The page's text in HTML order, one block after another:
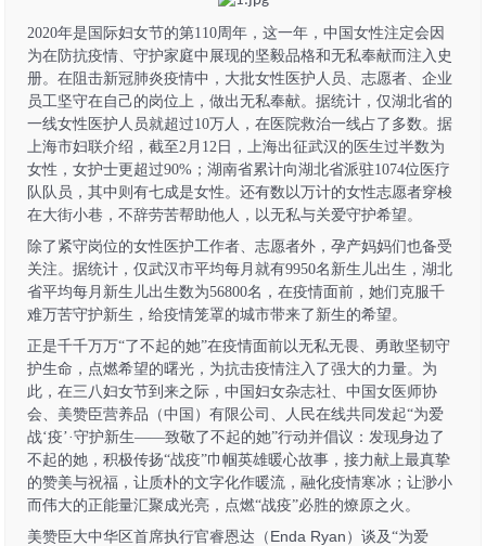
2020年是国际妇女节的第110周年，这一年，中国女性注定会因
为在防抗疫情、守护家庭中展现的坚毅品格和无私奉献而注入史
册。在阻击新冠肺炎疫情中，大批女性医护人员、志愿者、企业
员工坚守在自己的岗位上，做出无私奉献。据统计，仅湖北省的
一线女性医护人员就超过10万人，在医院救治一线占了多数。据
上海市妇联介绍，截至2月12日，上海出征武汉的医生过半数为
女性，女护士更超过90%；湖南省累计向湖北省派驻1074位医疗
队队员，其中则有七成是女性。还有数以万计的女性志愿者穿梭
在大街小巷，不辞劳苦帮助他人，以无私与关爱守护希望。
除了紧守岗位的女性医护工作者、志愿者外，孕产妈妈们也备受
关注。据统计，仅武汉市平均每月就有9950名新生儿出生，湖北
省平均每月新生儿出生数为56800名，在疫情面前，她们克服千
难万苦守护新生，给疫情笼罩的城市带来了新生的希望。
正是千千万万“了不起的她”在疫情面前以无私无畏、勇敢坚韧守
护生命，点燃希望的曙光，为抗击疫情注入了强大的力量。为
此，在三八妇女节到来之际，中国妇女杂志社、中国女医师协
会、美赞臣营养品（中国）有限公司、人民在线共同发起“为爱
战‘疫’·守护新生——致敬了不起的她”行动并倡议：发现身边了
不起的她，积极传扬“战疫”巾帼英雄暖心故事，接力献上最真挚
的赞美与祝福，让质朴的文字化作暖流，融化疫情寒冰；让渺小
而伟大的正能量汇聚成光亮，点燃“战疫”必胜的燎原之火。
美赞臣大中华区首席执行官睿恩达 （ Enda Ryan ）谈及“为爱